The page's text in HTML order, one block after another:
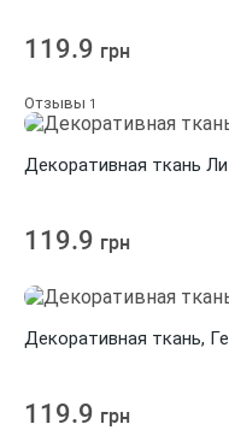
119.9 грн
Отзывы 1
Декоративная ткань
119.9 грн
Декоративная ткань,
119.9 грн